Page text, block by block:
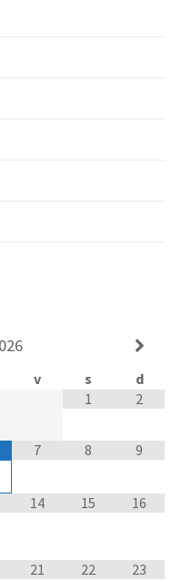
v s
d
1
2
7 8 9
14 15 16
21 22 23